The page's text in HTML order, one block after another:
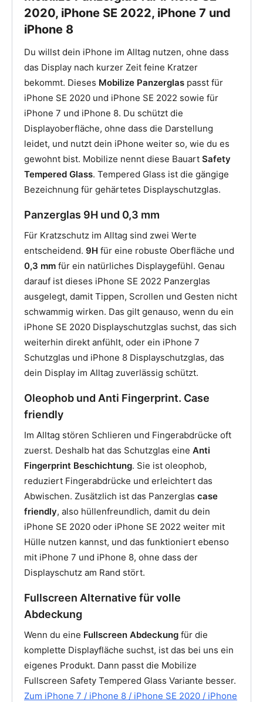
2020, iPhone SE 2022, iPhone 7 und
iPhone 8
Du willst dein iPhone im Alltag nutzen, ohne dass
das Display nach kurzer Zeit feine Kratzer
bekommt. Dieses Mobilize Panzerglas passt für
iPhone SE 2020 und iPhone SE 2022 sowie für
iPhone 7 und iPhone 8. Du schützt die
Displayoberfläche, ohne dass die Darstellung
leidet, und nutzt dein iPhone weiter so, wie du es
gewohnt bist. Mobilize nennt diese Bauart Safety
Tempered Glass. Tempered Glass ist die gängige
Bezeichnung für gehärtetes Displayschutzglas.
Panzerglas 9H und 0,3 mm
Für Kratzschutz im Alltag sind zwei Werte
entscheidend. 9H für eine robuste Oberfläche und
0,3 mm für ein natürliches Displaygefühl. Genau
darauf ist dieses iPhone SE 2022 Panzerglas
ausgelegt, damit Tippen, Scrollen und Gesten nicht
schwammig wirken. Das gilt genauso, wenn du ein
iPhone SE 2020 Displayschutzglas suchst, das sich
weiterhin direkt anfühlt, oder ein iPhone 7
Schutzglas und iPhone 8 Displayschutzglas, das
dein Display im Alltag zuverlässig schützt.
Oleophob und Anti Fingerprint. Case
friendly
Im Alltag stören Schlieren und Fingerabdrücke oft
zuerst. Deshalb hat das Schutzglas eine Anti
Fingerprint Beschichtung. Sie ist oleophob,
reduziert Fingerabdrücke und erleichtert das
Abwischen. Zusätzlich ist das Panzerglas case
friendly, also hüllenfreundlich, damit du dein
iPhone SE 2020 oder iPhone SE 2022 weiter mit
Hülle nutzen kannst, und das funktioniert ebenso
mit iPhone 7 und iPhone 8, ohne dass der
Displayschutz am Rand stört.
Fullscreen Alternative für volle
Abdeckung
Wenn du eine Fullscreen Abdeckung für die
komplette Displayfläche suchst, ist das bei uns ein
eigenes Produkt. Dann passt die Mobilize
Fullscreen Safety Tempered Glass Variante besser.
Zum iPhone 7 / iPhone 8 / iPhone SE 2020 / iPhone